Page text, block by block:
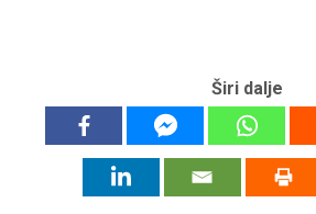
Širi dalje